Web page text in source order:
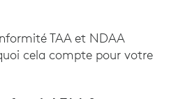
TAA et NDAA
cela compte pour votre